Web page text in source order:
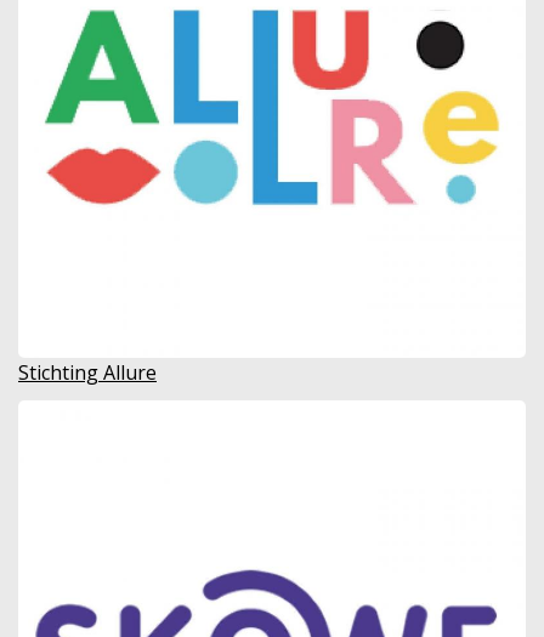
Stichting Allure